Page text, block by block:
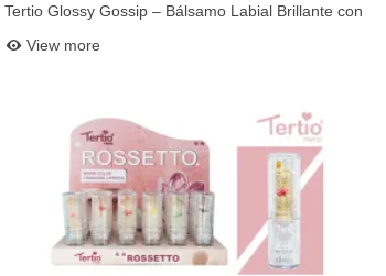
Add to basket
Tertio Glossy Gossip – Bálsamo Labial Brillante con
View more